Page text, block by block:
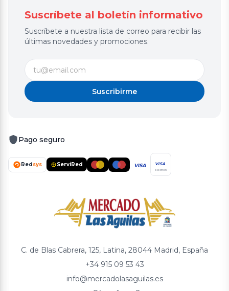
Suscríbete al boletín informativo
Suscríbete a nuestra lista de correo para recibir las
últimas novedades y promociones.
Suscribirme
Pago seguro
Redsys ServiRed VISA VISA
Electron
C. de Blas Cabrera, 125, Latina, 28044 Madrid, España
+34 915 09 53 43
info@mercadolasaguilas.es